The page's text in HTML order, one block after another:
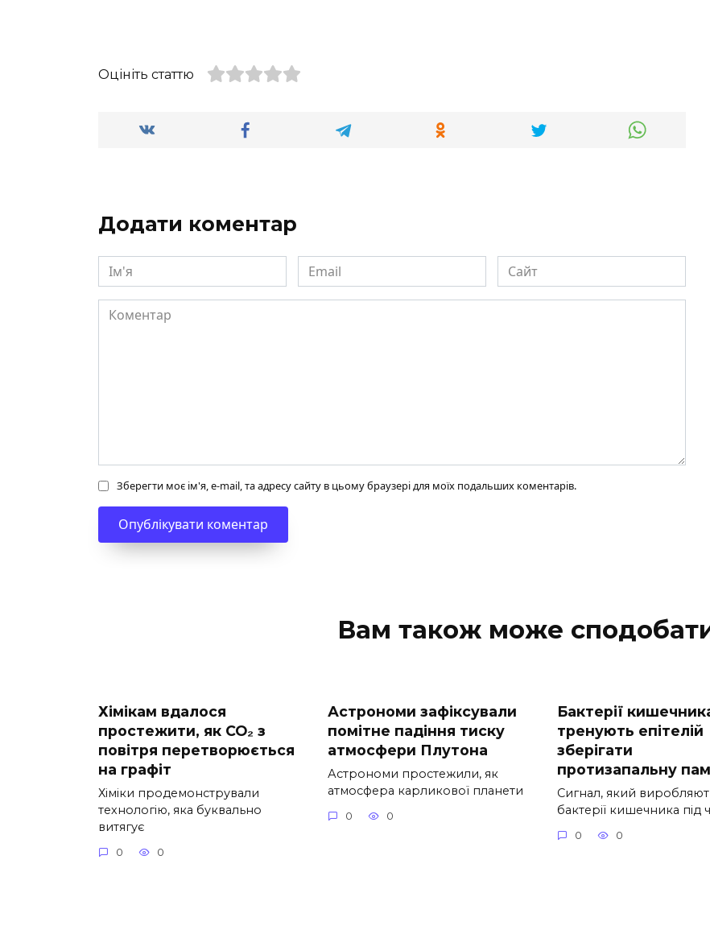
Оцініть статтю
Додати коментар
Ім'я Email Сайт
Коментар
Зберегти моє ім'я, e-mail, та адресу сайту в цьому браузері для моїх подальших коментарів.
Вам також може
Хімікам вдалося
простежити, як CO₂ з
повітря перетворюється
на графіт
Хіміки продемонстрували
технологію, яка буквально
витягує
0 0
Астрономи зафіксували
помітне падіння тиску
атмосфери Плутона
Астрономи простежили, як
атмосфера карликової планети
0 0
Бактерії
тренують епітелій
зберігати
протизапальну
Сигнал, який
бактерії кишечника під
0 0